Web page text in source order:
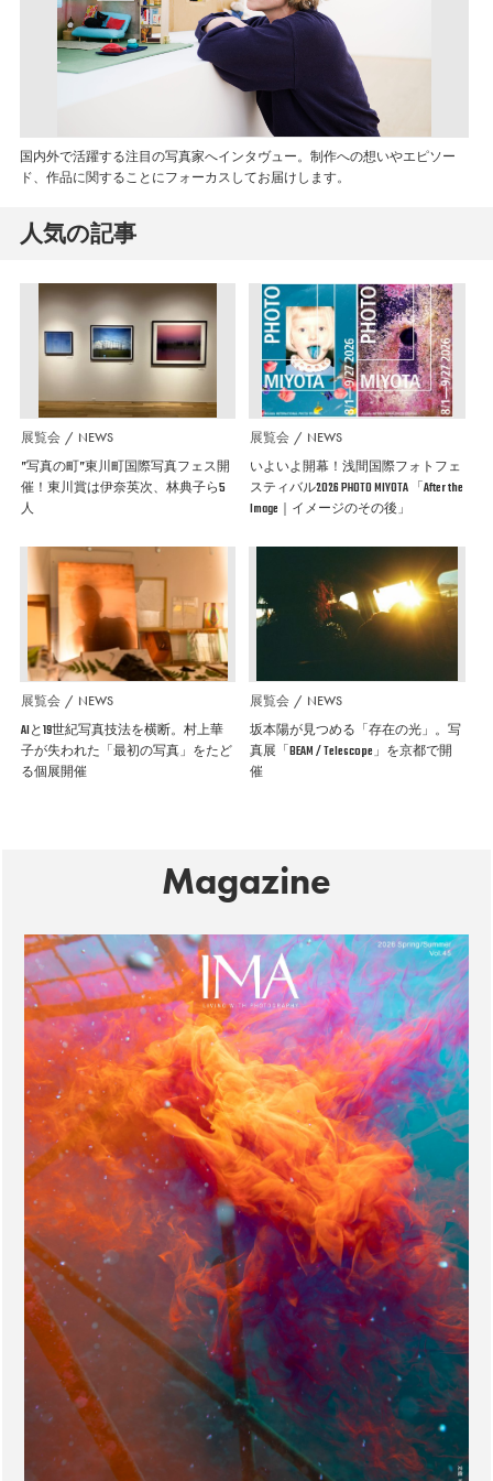
国内外で活躍する注目の写真家へインタヴュー。制作への想いやエピソー
ド、作品に関することにフォーカスしてお届けします。
人気の記事
展覧会 NEWS
”写真の町”東川町国際写真フェス開
催！東川賞は伊奈英次、林典子ら5
人
展覧会 NEWS
いよいよ開幕！浅間国際フォトフェ
スティバル2026 PHOTO MIYOTA 「After the
Image｜イメージのその後」
展覧会 NEWS
AIと19世紀写真技法を横断。村上華
子が失われた「最初の写真」をたど
る個展開催
展覧会 NEWS
坂本陽が見つめる「存在の光」。写
真展「BEAM / Telescope」を京都で開
催
Magazine